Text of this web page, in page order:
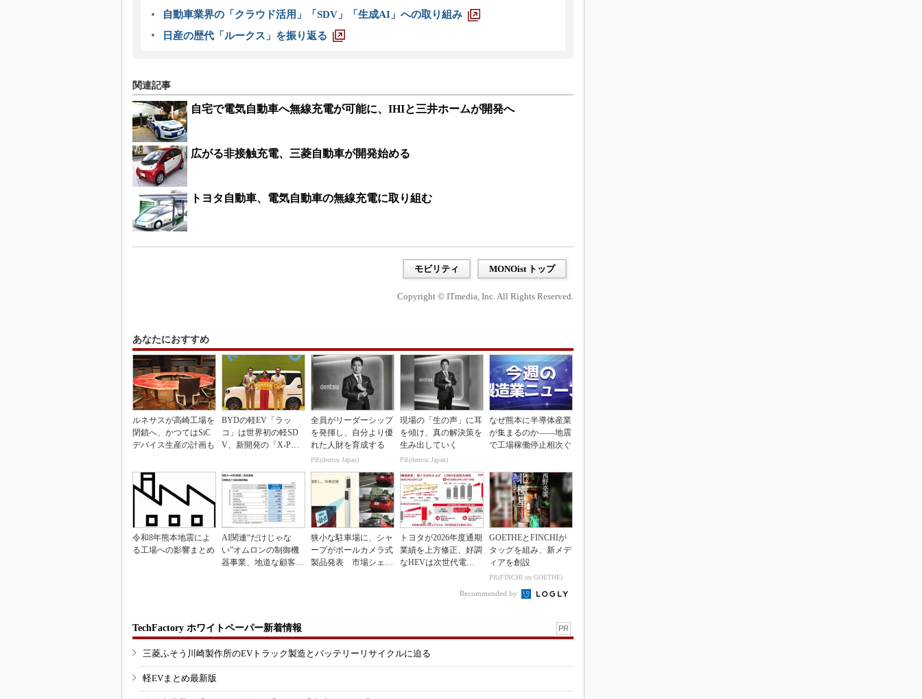
自動車業界の「クラウド活用」「SDV」「生成AI」への取り組み
日産の歴代「ルークス」を振り返る
関連記事
自宅で電気自動車へ無線充電が可能に、IHIと三井ホームが開発へ
広がる非接触充電、三菱自動車が開発始める
トヨタ自動車、電気自動車の無線充電に取り組む
モビリティ MONOist トップ
Copyright © ITmedia, Inc. All Rights Reserved.
あなたにおすすめ
ルネサスが高崎工場を
閉鎖へ、かつてはSiC
デバイス生産の計画も
BYDの軽EV「ラッ
コ」は世界初の軽SD
V、新開発の「X-PAC
全員がリーダーシップ
を発揮し、自分より優
れた人財を育成する
PR(dentsu Japan)
現場の「生の声」に耳
を傾け、真の解決策を
生み出していく
PR(dentsu Japan)
なぜ熊本に半導体産業
が集まるのか――地震
で工場稼働停止相次ぐ
令和8年熊本地震によ
る工場への影響まとめ
AI関連“だけじゃな
い”オムロンの制御機
器事業、地道な顧客基
狭小な駐車場に、シャ
ープがポールカメラ式
製品発表 市場シェア
トヨタが2026年度通期
業績を上方修正、好調
なHEVは次世代電池
GOETHEとFINCHIが
タッグを組み、新メデ
ィアを創設
PR(FINCHI on GOETHE)
Recommended by
TechFactory ホワイトペーパー新着情報 PR
三菱ふそう川崎製作所のEVトラック製造とバッテリーリサイクルに迫る
軽EVまとめ最新版